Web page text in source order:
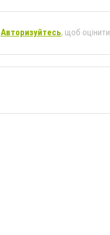
Авторизуйтесь, щоб оцінити